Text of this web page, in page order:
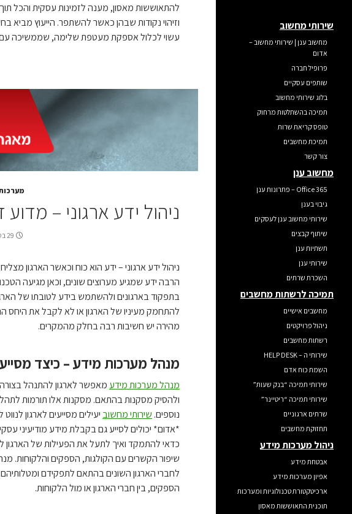
להתאוששות מאסון, מענה לזמינות עסקית והכל
וזיהוי נקודות שבהן כאשר להשתפר. הייעוץ
עשוי לכלול אספקת מעטפת שלימה, שממשיכה עם
ניהול ידע ארגוני –
29 בספטמבר 2022
ניהול ידע ארגוני – ידע הוא כוח וכאשר הארגון
הרבה ידע שמגיע מערוצים שונים, וכאן מגיעה
בתפקוד בארגונים ולהשתמש בידע לטובתו של
להתחמק מעיניו של הארגון או לא לקבל את היחס
מהירה יש חשיבות רבה בחלק מהמקרים.
מנהל מערכות מידע – כיצד
מנהל מערכות מידע מאפשר לארגון להתנהל בצורה
ולהסיק מסקנות בהתאם. מסקנות אלו תורמות
נוספים. שירותי מחשוב יעילים מסייעים לארגון
*אדום* יכולים לסייע גם בקבלת מידע מודיעיני
כדאי להתמקד ואיך לתעל את הפעילות של הארגון
שיפור הקשרים עם הקולגות, הספקים והלקוחות.
לחברי הארגון השונים בהתאם לתפקידם
הספקים, בין חברי הארגון או מול הלקוחות.
שירותי מחשוב
מחשוב ענן | שירותי מחשוב –
אדום
פרופיל חברה
שותפים עסקיים
בלוג שירותי מחשוב
תמיכה בהשתלטות מרחוק
טופס קריאת שרות
תמיכת מחשבים
צור קשר
מחשוב ענן
Office 365 – פתרונות ענן
גיבוי בענן
שירותי מחשוב ענן לעסקים
שיתוף קבצים
תשתיות ענן
שירותי ענן
השכרת שרתים
תמיכה לרשתות מחשבים
מחשבים אישיים
ניהול פרויקטים
רשתות מחשבים
שירותי ה – HELP DESK
השמת כוח אדם
שירותי תמיכה “בנק שעות”
שירותי תמיכה “ריטיינר”
שרתים ארגוניים
תחזוקת מחשבים
ניהול מערכות מידע
אבטחת מידע
אפיון מערכות מידע
ארכיטקטורת טכנולוגיות ומערכות
תוכנית התאוששות מאסון